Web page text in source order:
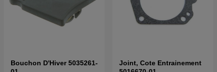
Bouchon D'Hiver 5035261-
Joint, Cote Entrainement